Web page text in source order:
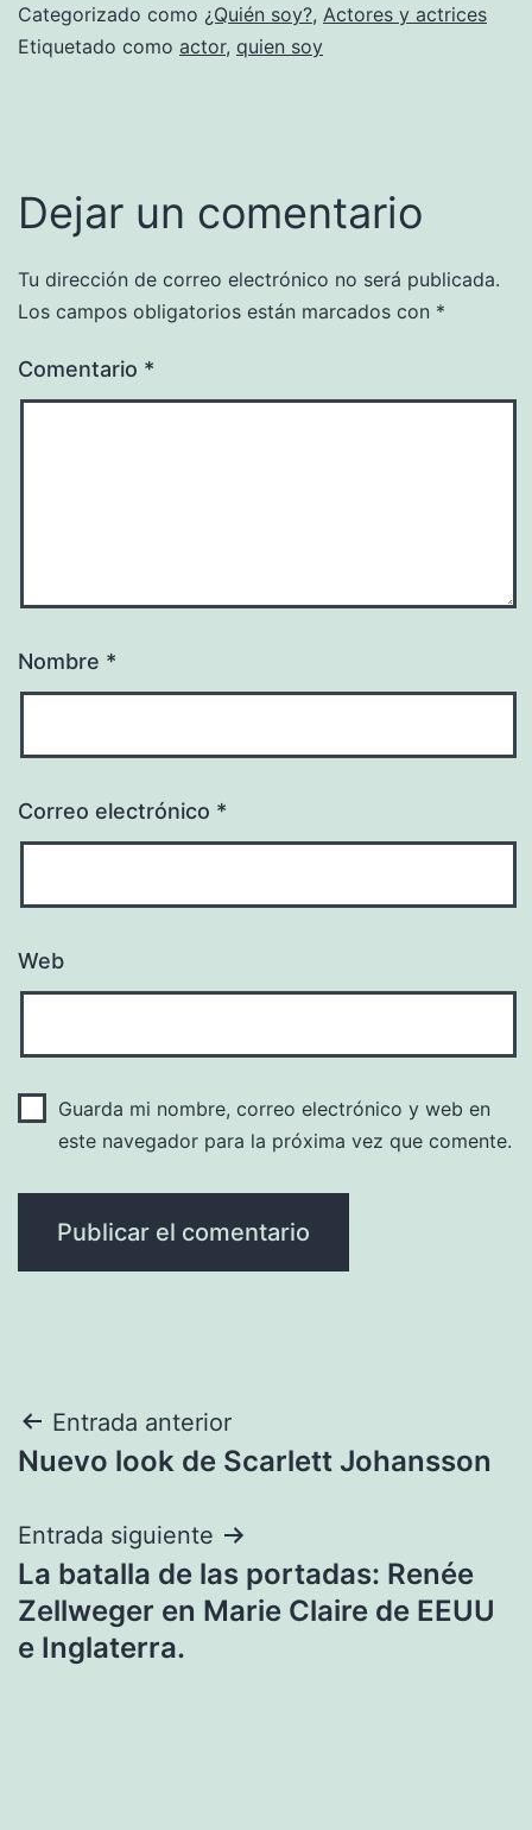
Categorizado como ¿Quién soy?, Actores y actrices
Etiquetado como actor, quien soy
Dejar un comentario
Tu dirección de correo electrónico no será publicada.
Los campos obligatorios están marcados con *
Comentario *
Nombre *
Correo electrónico *
Web
Guarda mi nombre, correo electrónico y web en
este navegador para la próxima vez que comente.
Navegación
de
entradas
Entrada anterior
Nuevo look de Scarlett Johansson
Entrada siguiente
La batalla de las portadas: Renée
Zellweger en Marie Claire de EEUU
e Inglaterra.